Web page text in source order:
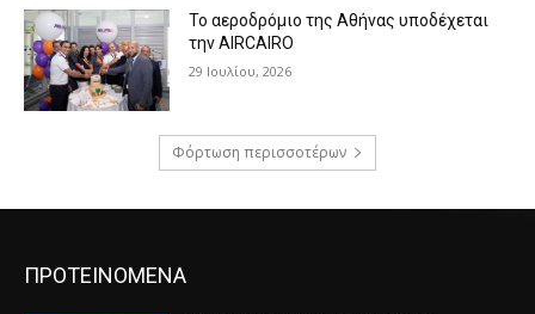
Το αεροδρόμιο της Αθήνας υποδέχεται
την AIRCAIRO
29 Ιουλίου, 2026
Φόρτωση περισσοτέρων
ΠΡΟΤΕΙΝΟΜΕΝΑ